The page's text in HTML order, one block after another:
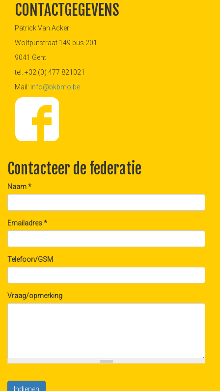
CONTACTGEGEVENS
Patrick Van Acker
Wolfputstraat 149 bus 201
9041 Gent
tel: +32 (0) 477 821021
Mail: info@bkbmo.be
Contacteer de federatie
Naam*
Emailadres*
Telefoon/GSM
Vraag/opmerking
Indienen